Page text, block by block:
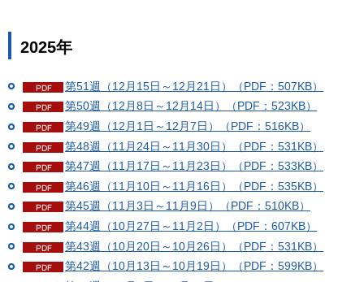
2025年
第51週（12月15日～12月21日）（PDF：507KB）
第50週（12月8日～12月14日）（PDF：523KB）
第49週（12月1日～12月7日）（PDF：516KB）
第48週（11月24日～11月30日）（PDF：531KB）
第47週（11月17日～11月23日）（PDF：533KB）
第46週（11月10日～11月16日）（PDF：535KB）
第45週（11月3日～11月9日）（PDF：510KB）
第44週（10月27日～11月2日）（PDF：607KB）
第43週（10月20日～10月26日）（PDF：531KB）
第42週（10月13日～10月19日）（PDF：599KB）